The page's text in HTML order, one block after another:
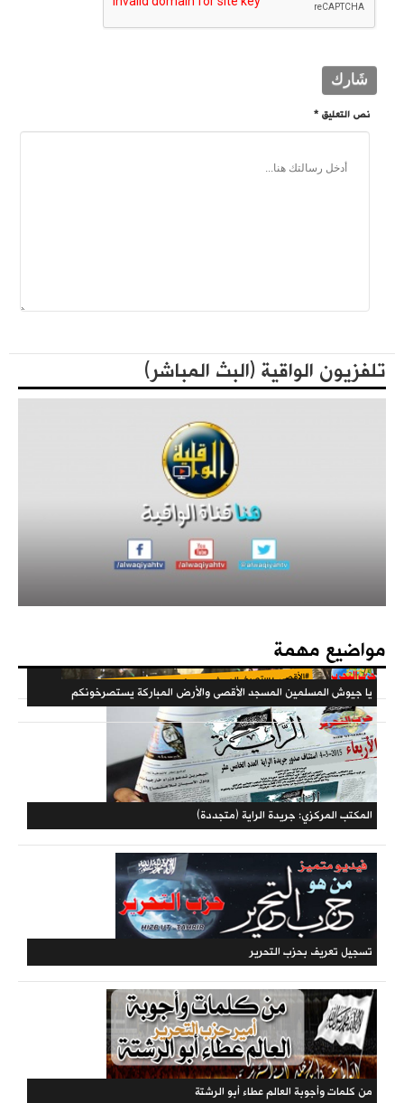
نص التعليق *
تلفزيون الواقية (البث المباشر)
مواضيع مهمة
المكتب المركزي: جريدة الراية (متجددة)
حملات الحزب
المكتبة الحزبية
المكتبة الثقافية
يا جيوش المسلمين المسجد الأقصى والأرض المباركة يستصرخونكم
كتاب - فعاليات الذكرى المئوية لهدم الخلافة 1442هـ